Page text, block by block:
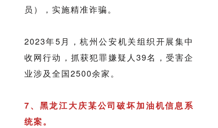
员），实施精准诈骗。
2023年5月，杭州公安机关组织开展集中
收网行动，抓获犯罪嫌疑人39名，受害企
业涉及全国2500余家。
7、黑龙江大庆某公司破坏加油机信息系
统案。